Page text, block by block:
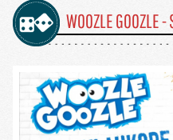
WOOZLE GOOZLE